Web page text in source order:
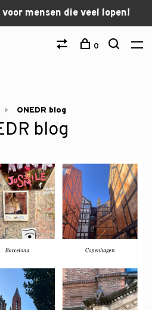
voor mensen die veel lopen!
0
ONEDR blog
blog